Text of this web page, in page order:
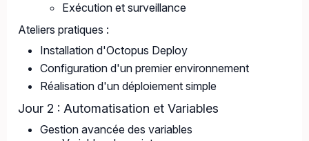
Exécution et surveillance
Ateliers pratiques :
Installation d'Octopus Deploy
Configuration d'un premier environnement
Réalisation d'un déploiement simple
Jour 2 : Automatisation et Variables
Gestion avancée des variables